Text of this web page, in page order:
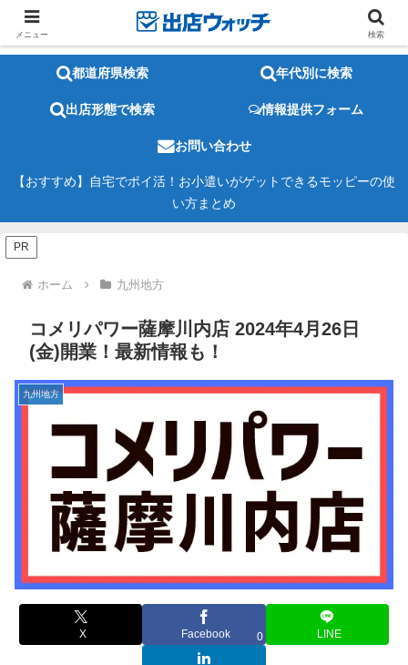
都道府県検索 年代別に検索
出店形態で検索 情報提供フォーム
お問い合わせ
【おすすめ】自宅でポイ活！お小遣いがゲットできるモッピーの使
い方まとめ
PR
ホーム 九州地方
コメリパワー薩摩川内店 2024年4月26日
(金)開業！最新情報も！
九州地方
X Facebook 0 LINE
メニュー 検索